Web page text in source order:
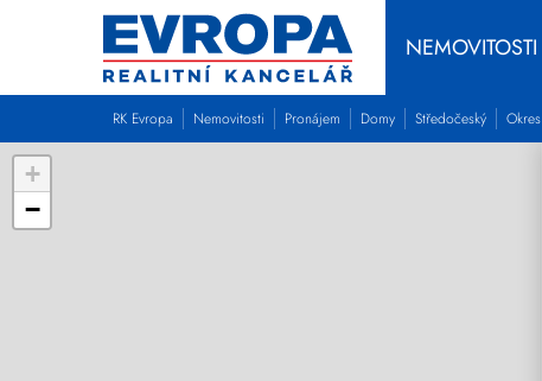
NEMOVITOSTI
RK Evropa Nemovitosti Pronájem Domy Středočeský
+
−